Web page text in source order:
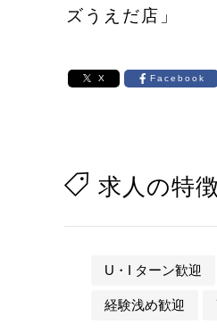
ズうえだ店」
X Facebook
求人の特徴
U・I ターン歓迎
経験浅め歓迎